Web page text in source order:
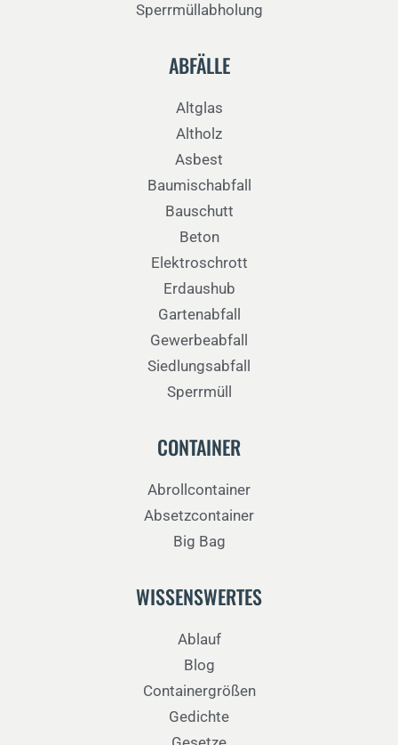
Sperrmüllabholung
ABFÄLLE
Altglas
Altholz
Asbest
Baumischabfall
Bauschutt
Beton
Elektroschrott
Erdaushub
Gartenabfall
Gewerbeabfall
Siedlungsabfall
Sperrmüll
CONTAINER
Abrollcontainer
Absetzcontainer
Big Bag
WISSENSWERTES
Ablauf
Blog
Containergrößen
Gedichte